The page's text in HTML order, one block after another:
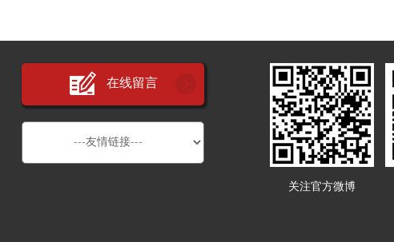
在线留言
关注官方微博